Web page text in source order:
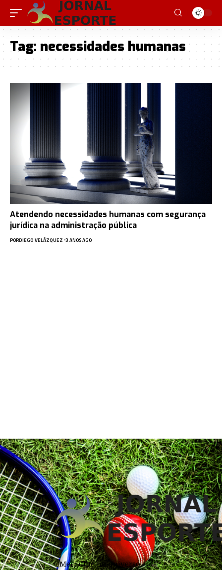
Tag: necessidades humanas
Atendendo necessidades humanas com segurança
jurídica na administração pública
PORDIEGO VELÁZQUEZ 3 ANOS AGO
Mergulhe no universo